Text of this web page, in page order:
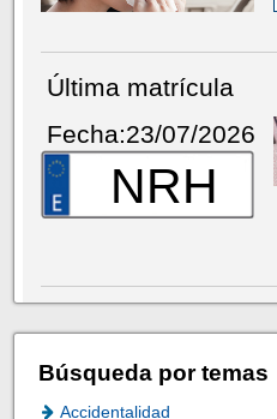
Última matrícula
Fecha:23/07/2026
NRH
Búsqueda por temas
Accidentalidad